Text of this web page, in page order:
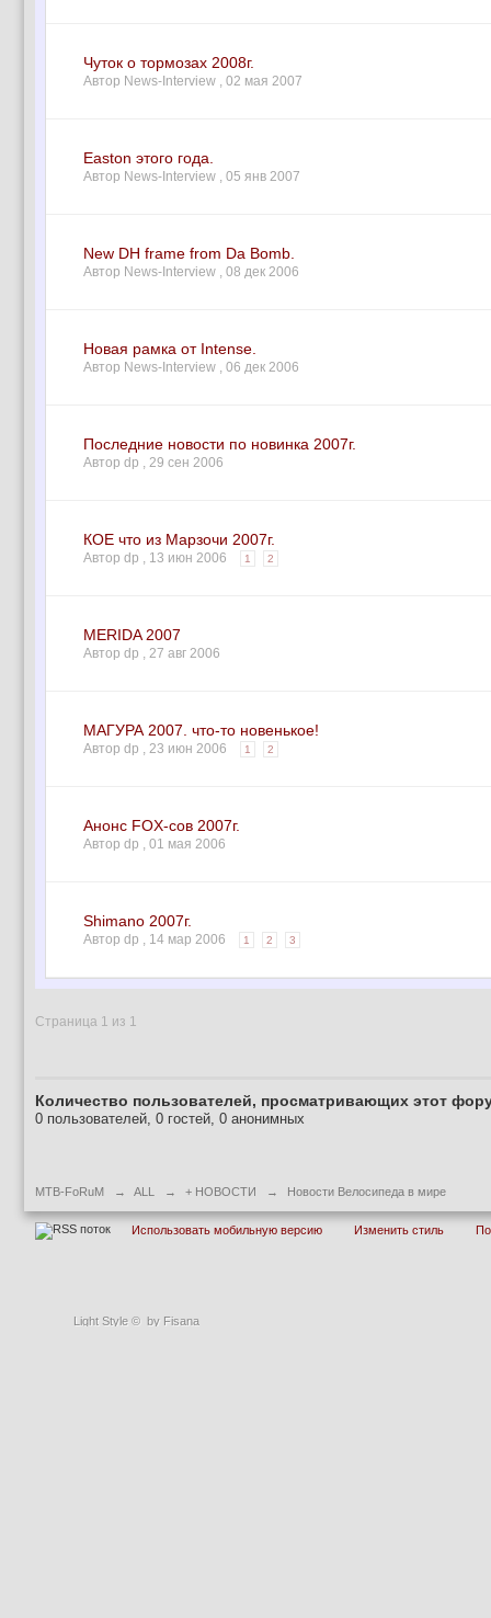
Light Style © by Fisana
Чуток о тормозах 2008г.
Автор News-Interview , 02 мая 2007
Easton этого года.
Автор News-Interview , 05 янв 2007
New DH frame from Da Bomb.
Автор News-Interview , 08 дек 2006
Новая рамка от Intense.
Автор News-Interview , 06 дек 2006
Последние новости по новинка 2007г.
Автор dp , 29 сен 2006
КОЕ что из Марзочи 2007г.
Автор dp , 13 июн 2006 1 2
MERIDA 2007
Автор dp , 27 авг 2006
МАГУРА 2007. что-то новенькое!
Автор dp , 23 июн 2006 1 2
Анонс FOX-сов 2007г.
Автор dp , 01 мая 2006
Shimano 2007г.
Автор dp , 14 мар 2006 1 2 3
Страница 1 из 1
Количество пользователей, просматривающих этот
0 пользователей, 0 гостей, 0 анонимных
MTB-FoRuM → ALL → + НОВОСТИ → Новости Велосипеда в мире
Использовать мобильную версию Изменить стиль